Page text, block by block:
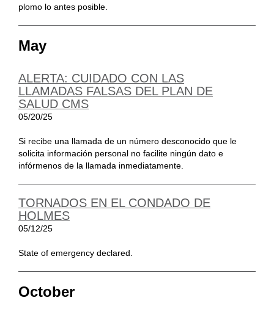
plomo lo antes posible.
May
ALERTA: CUIDADO CON LAS
LLAMADAS FALSAS DEL PLAN DE
SALUD CMS
05/20/25
Si recibe una llamada de un número desconocido que le
solicita información personal no facilite ningún dato e
infórmenos de la llamada inmediatamente.
TORNADOS EN EL CONDADO DE
HOLMES
05/12/25
State of emergency declared.
October